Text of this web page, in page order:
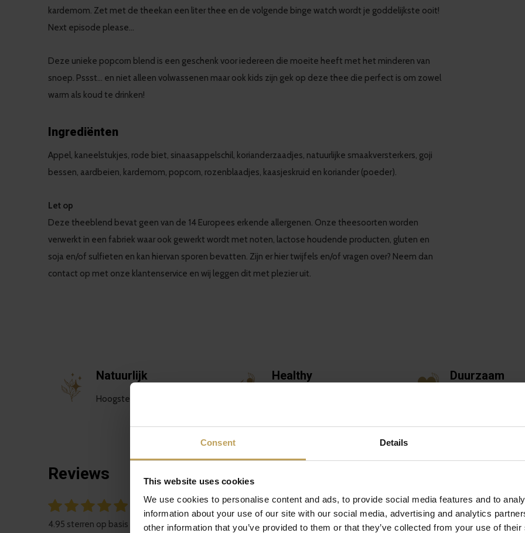
Consent Details
This website uses cookies
We use cookies to personalise content and ads, to provide social media features and to
information about your use of our site with our social media, advertising and analytics
other information that you’ve provided to them or that they’ve collected from your use of
kardemom. Zet met de theekan een liter thee en de volgende binge watch wordt je goddelijkste ooit!
Next episode please...
Deze unieke popcorn blend is een geschenk voor iedereen die moeite heeft met het minderen van
snoep. Pssst… en niet alleen volwassenen maar ook kids zijn gek op deze thee die perfect is om zowel
warm als koud te drinken!
Ingrediënten
Appel, kaneelstukjes, rode biet, sinaasappelschil, korianderzaadjes, natuurlijke smaakversterkers, goji
bessen, aardbeien, kardemom, popcorn, rozenblaadjes, kaasjeskruid en koriander (poeder).
Let op
Deze theeblend bevat geen van de 14 Europees erkende allergenen. Onze theesoorten worden
verwerkt in een fabriek waar ook gewerkt wordt met noten, lactose houdende producten, gluten en
soja en/of sulfieten en kan hiervan sporen bevatten. Zijn er hier twijfels en/of vragen over? Neem dan
contact op met onze klantenservice en wij leggen dit met plezier uit.
Natuurlijk
Hoogste kwaliteit pure thee
Healthy Duurzaam
Reviews
4.95 / 5
4.95 sterren op basis van 53 beoordelingen
SCHRIJF EEN